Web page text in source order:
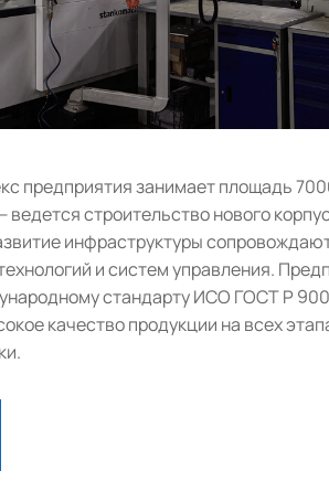
предприятия занимает площадь
строительство нового
инфраструктуры
и систем управления.
стандарту ИСО ГОСТ Р
качество продукции на всех